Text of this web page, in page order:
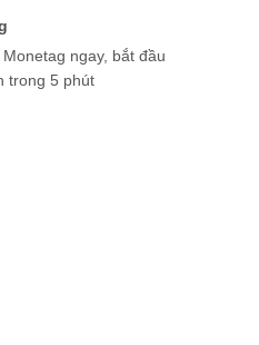
ngay, bắt đầu
trong 5 phút